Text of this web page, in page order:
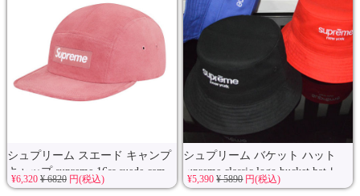
シュプリーム スエード キャンプ
キャップ supreme 16ss suede cam...
¥6,320 ¥ 6820円(税込)
シュプリーム バケット ハット
supreme classic logo bucket hat レ
デ...
¥5,390¥ 5890円(税込)